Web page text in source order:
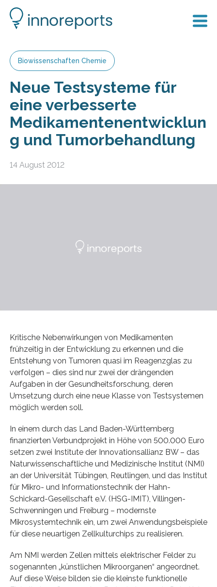
Biowissenschaften Chemie
Neue Testsysteme für
eine verbesserte
Medikamentenentwicklun
g und Tumorbehandlung
14 August 2012
Kritische Nebenwirkungen von Medikamenten
frühzeitig in der Entwicklung zu erkennen und die
Entstehung von Tumoren quasi im Reagenzglas zu
verfolgen – dies sind nur zwei der drängenden
Aufgaben in der Gesundheitsforschung, deren
Umsetzung durch eine neue Klasse von Testsystemen
möglich werden soll.
In einem durch das Land Baden-Württemberg
finanzierten Verbundprojekt in Höhe von 500.000 Euro
setzen zwei Institute der Innovationsallianz BW – das
Naturwissenschaftliche und Medizinische Institut (NMI)
an der Universität Tübingen, Reutlingen, und das Institut
für Mikro- und Informationstechnik der Hahn-
Schickard-Gesellschaft e.V. (HSG-IMIT), Villingen-
Schwenningen und Freiburg – modernste
Mikrosystemtechnik ein, um zwei Anwendungsbeispiele
für diese neuartigen Zellkulturchips zu realisieren.
Am NMI werden Zellen mittels elektrischer Felder zu
sogenannten „künstlichen Mikroorganen“ angeordnet.
Auf diese Weise bilden sie die kleinste funktionelle